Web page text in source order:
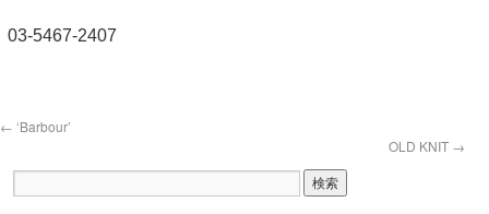
03-5467-2407
← ‘Barbour’
OLD KNIT →